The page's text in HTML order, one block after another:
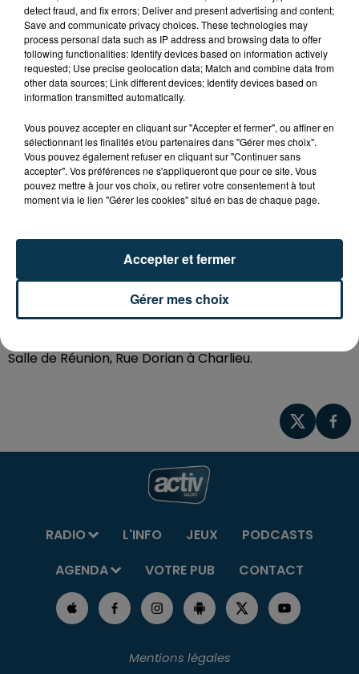
Vente à domicile et artisans créateurs
Au programme :
Animations
Démonstrations
De quoi faire le plein d’idées cadeaux pour Noël.
Plus d’infos :
Horaires : 10h – 18h
Entrée gratuite
Salle de Réunion, Rue Dorian à Charlieu.
RADIO L'INFO JEUX
PODCASTS
AGENDA
VOTRE PUB CONTACT
Mentions légales
detect fraud, and fix errors; Deliver and present advertising and content;
Save and communicate privacy choices. These technologies may
process personal data such as IP address and browsing data to offer
following functionalities: Identify devices based on information actively
requested; Use precise geolocation data; Match and combine data from
other data sources; Link different devices; Identify devices based on
information transmitted automatically.
Vous pouvez accepter en cliquant sur "Accepter et fermer", ou affiner en
sélectionnant les finalités et/ou partenaires dans "Gérer mes choix".
Vous pouvez également refuser en cliquant sur "Continuer sans
accepter". Vos préférences ne s'appliqueront que pour ce site. Vous
pouvez mettre à jour vos choix, ou retirer votre consentement à tout
moment via le lien "Gérer les cookies" situé en bas de chaque page.
Gérer mes choix
Accepter et fermer